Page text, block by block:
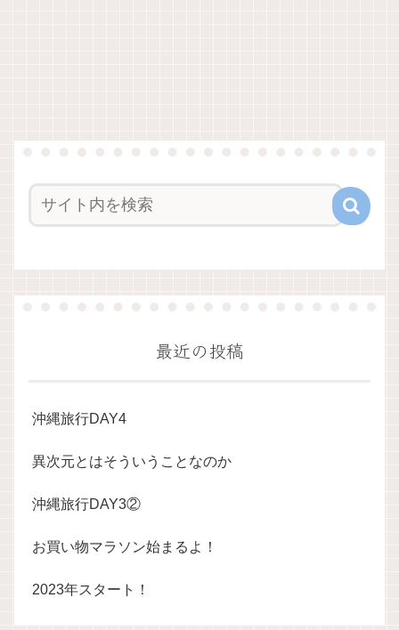
最近の投稿
沖縄旅行DAY4
異次元とはそういうことなのか
沖縄旅行DAY3②
お買い物マラソン始まるよ！
2023年スタート！